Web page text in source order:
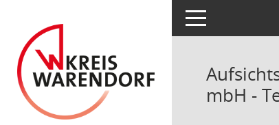
Toggle navigation
mbH -